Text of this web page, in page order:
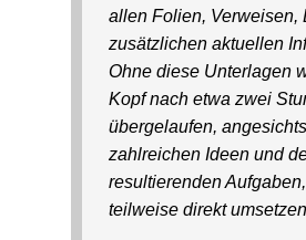
allen Folien, Verweisen,
zusätzlichen aktuellen
Ohne diese Unterlagen
Kopf nach etwa zwei
übergelaufen,
zahlreichen Ideen und
resultierenden
teilweise direkt